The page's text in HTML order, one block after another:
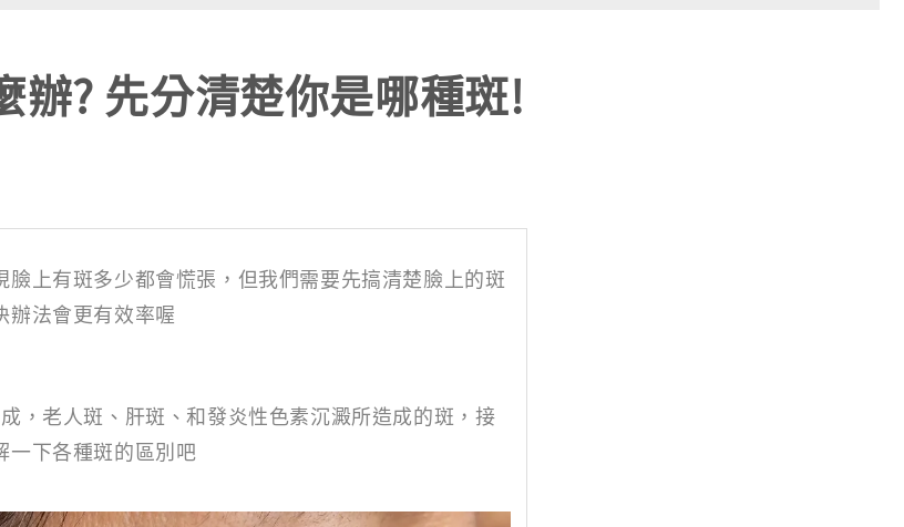
辦? 先分清楚你是哪種斑!
臉上有斑多少都會慌張，但我們需要先搞清楚臉上的斑
辦法會更有效率喔
，老人斑、肝斑、和發炎性色素沉澱所造成的斑，接
一下各種斑的區別吧